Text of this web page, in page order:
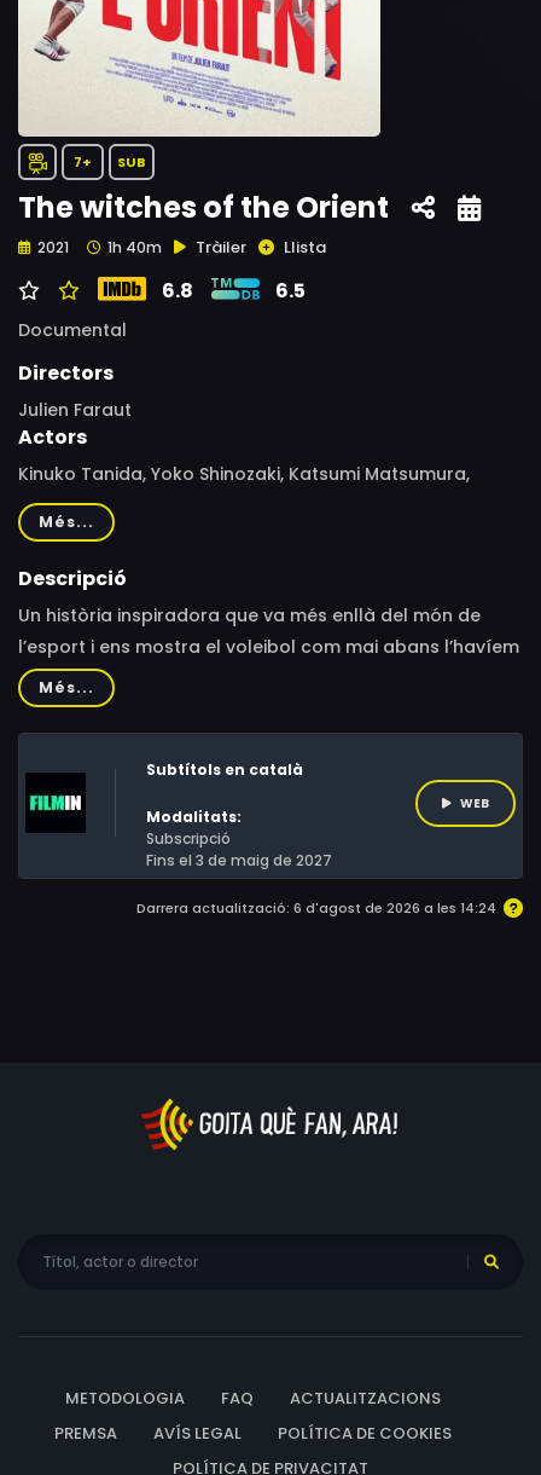
7+ SUB
The witches of the Orient
2021 1h 40m Tràiler Llista
6.8 6.5
Documental
Directors
Julien Faraut
Actors
Kinuko Tanida, Yoko Shinozaki, Katsumi Matsumura,
Yuriko Handa
Més...
Descripció
Un història inspiradora que va més enllà del món de
l’esport i ens mostra el voleibol com mai abans l’havíem
vist. A la dècada dels 60, les jugadores de la selecció de
voleibol del Japó eren conegudes com les “bruixes de
l’Orient” pels seus poders sobrenaturals sobre la pista.
L'equip era tan popular que diverses sèries d’anime i
revistes de manga es basaven en elles. Actualment
aquelles àgils jugadores voregen els 70 anys i els seus
cossos delicats amaguen un passat èpic que pocs
coneixen.El film de Julien Faraut combina els seus
esport olímpic— contra Rússia de 1964 a Tòquio va
marcar diverses generacions de japonesos que encara
Més...
Subtítols en català
Modalitats:
Subscripció
Fins el 3 de maig de 2027
WEB
Darrera actualització: 6 d'agost de 2026 a les 14:24
METODOLOGIA FAQ
ACTUALITZACIONS
PREMSA
AVÍS LEGAL
POLÍTICA DE COOKIES
POLÍTICA DE PRIVACITAT